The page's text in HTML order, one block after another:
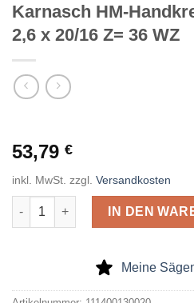
Karnasch HM-
2,6 x 20/16 Z= 36 WZ
53,79 €
inkl. MwSt. zzgl. Versandkosten
Karnasch HM-
IN DEN
Meine